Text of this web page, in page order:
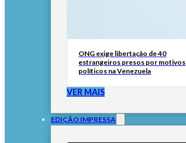
ONG exige libertação de 40
estrangeiros presos por motivos
políticos na Venezuela
VER MAIS
EDIÇÃO IMPRESSA